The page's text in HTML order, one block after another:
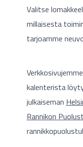
Valitse
millaisesta
tarjoamme
Verkkosivujemme
kalenterista
julkaiseman
Rannikon